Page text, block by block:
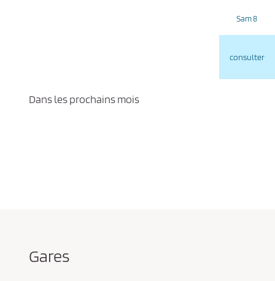
Sam 8
consulter
Dans les prochains mois
Gares